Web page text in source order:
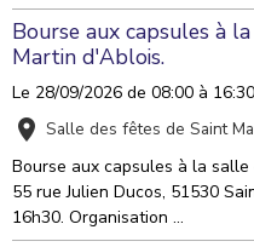
Bourse aux capsules à
Martin d'Ablois.
Le 28/09/2026 de 08:00 à 16:30
Salle des fêtes de Saint
Bourse aux capsules à la
55 rue Julien Ducos, 51530
16h30. Organisation ...